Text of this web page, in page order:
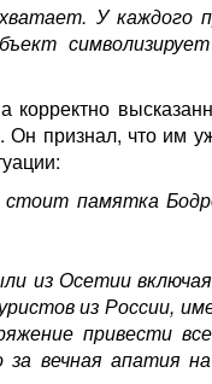
У каждого
Он признал, что им
памятка
из Осетии
из России,
привести
вечная апатия